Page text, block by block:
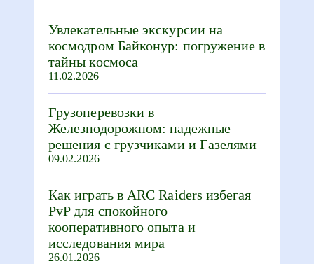
Увлекательные экскурсии на
космодром Байконур: погружение в
тайны космоса
11.02.2026
Грузоперевозки в
Железнодорожном: надежные
решения с грузчиками и Газелями
09.02.2026
Как играть в ARC Raiders избегая
PvP для спокойного
кооперативного опыта и
исследования мира
26.01.2026